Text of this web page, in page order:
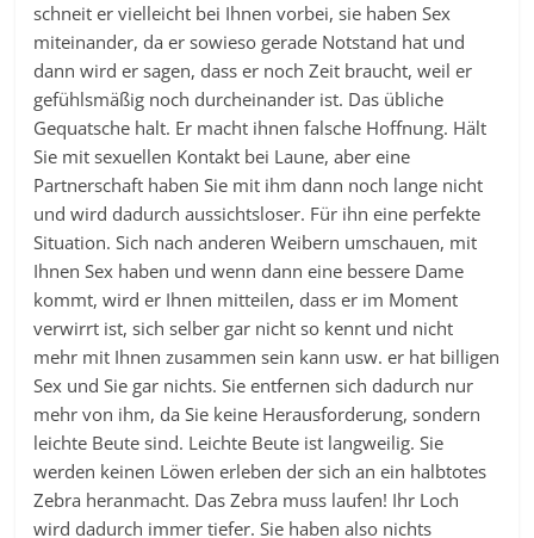
schneit er vielleicht bei Ihnen vorbei, sie haben Sex
miteinander, da er sowieso gerade Notstand hat und
dann wird er sagen, dass er noch Zeit braucht, weil er
gefühlsmäßig noch durcheinander ist. Das übliche
Gequatsche halt. Er macht ihnen falsche Hoffnung. Hält
Sie mit sexuellen Kontakt bei Laune, aber eine
Partnerschaft haben Sie mit ihm dann noch lange nicht
und wird dadurch aussichtsloser. Für ihn eine perfekte
Situation. Sich nach anderen Weibern umschauen, mit
Ihnen Sex haben und wenn dann eine bessere Dame
kommt, wird er Ihnen mitteilen, dass er im Moment
verwirrt ist, sich selber gar nicht so kennt und nicht
mehr mit Ihnen zusammen sein kann usw. er hat billigen
Sex und Sie gar nichts. Sie entfernen sich dadurch nur
mehr von ihm, da Sie keine Herausforderung, sondern
leichte Beute sind. Leichte Beute ist langweilig. Sie
werden keinen Löwen erleben der sich an ein halbtotes
Zebra heranmacht. Das Zebra muss laufen! Ihr Loch
wird dadurch immer tiefer. Sie haben also nichts